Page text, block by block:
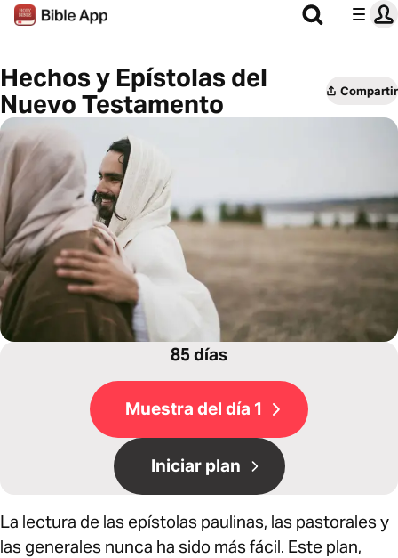
Hechos y Epístolas del
Nuevo Testamento
Compartir
85 días
Muestra del día 1
Iniciar plan
La lectura de las epístolas paulinas, las pastorales y
las generales nunca ha sido más fácil. Este plan,